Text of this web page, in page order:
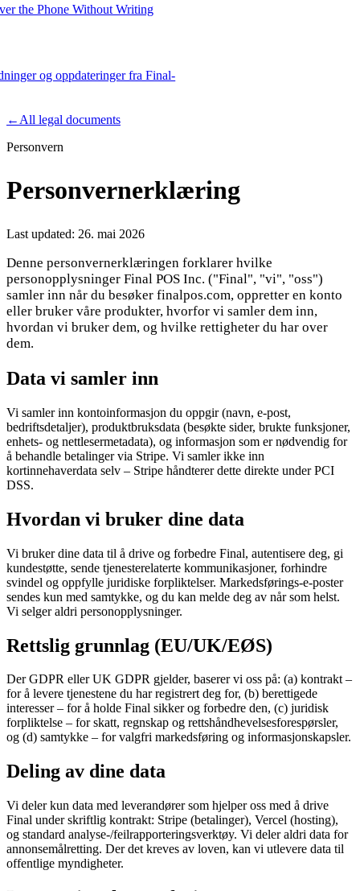
the Phone Without Writing
og oppdateringer fra Final-
Product
Merchant Hub Manage Manage your business
Organization Tools BuildCreate unique checkout flows
ScaleDistribute your POS creations Code
Add
custom capabilities
Solutions
For forhandlereBuild a custom POS for your business
For
videreselgereLaunch and monetize a branded POS
Use Cases
SelvbetjeningskioskSelf-service flows
Håndholdt
Resources
Om FinalGet to know the team behind Final
UtgivelsesnotaterWhat's new in our latest release
MCP-server
← All legal documents
Personvern
Personvernerklæring
Last updated: 26. mai 2026
Denne personvernerklæringen forklarer hvilke
personopplysninger Final POS Inc. ("Final", "vi", "oss")
samler inn når du besøker finalpos.com, oppretter en konto
eller bruker våre produkter, hvorfor vi samler dem inn,
hvordan vi bruker dem, og hvilke rettigheter du har over
dem.
Data vi samler inn
Vi samler inn kontoinformasjon du oppgir (navn, e-post,
bedriftsdetaljer), produktbruksdata (besøkte sider, brukte funksjoner,
enhets- og nettlesermetadata), og informasjon som er nødvendig for
å behandle betalinger via Stripe. Vi samler ikke inn
kortinnehaverdata selv – Stripe håndterer dette direkte under PCI
DSS.
Hvordan vi bruker dine data
Vi bruker dine data til å drive og forbedre Final, autentisere deg, gi
kundestøtte, sende tjenesterelaterte kommunikasjoner, forhindre
svindel og oppfylle juridiske forpliktelser. Markedsførings-e-poster
sendes kun med samtykke, og du kan melde deg av når som helst.
Vi selger aldri personopplysninger.
Rettslig grunnlag (EU/UK/EØS)
Der GDPR eller UK GDPR gjelder, baserer vi oss på: (a) kontrakt –
for å levere tjenestene du har registrert deg for, (b) berettigede
interesser – for å holde Final sikker og forbedre den, (c) juridisk
forpliktelse – for skatt, regnskap og rettshåndhevelsesforespørsler,
og (d) samtykke – for valgfri markedsføring og informasjonskapsler.
Deling av dine data
Vi deler kun data med leverandører som hjelper oss med å drive
Final under skriftlig kontrakt: Stripe (betalinger), Vercel (hosting),
og standard analyse-/feilrapporteringsverktøy. Vi deler aldri data for
annonsemålretting. Der det kreves av loven, kan vi utlevere data til
offentlige myndigheter.